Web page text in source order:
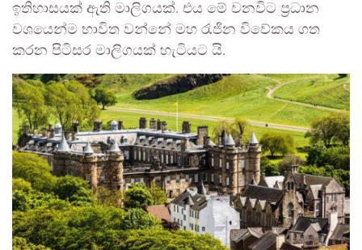
ඉතිහාසයක් ඇති මාලිගයක්. එය මේ වනවිට ප්‍රධාන
වශයෙන්ම භාවිත වන්නේ මහ රැජින විවේකය ගත
කරන පිටිසර මාලිගයක් හැටියට යි.